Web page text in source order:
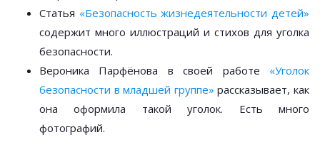
Статья «Безопасность жизнедеятельности детей»
содержит много иллюстраций и стихов для уголка
безопасности.
Вероника Парфёнова в своей работе «Уголок
безопасности в младшей группе» рассказывает, как
она оформила такой уголок. Есть много
фотографий.